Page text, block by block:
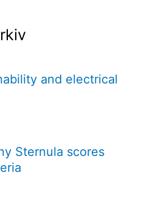
and electrical
Sternula scores